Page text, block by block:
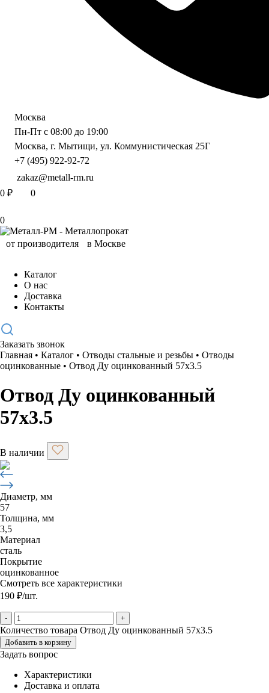
Москва
Пн-Пт с 08:00 до 19:00
Москва, г. Мытищи, ул. Коммунистическая 25Г
+7 (495) 922-92-72
zakaz@metall-rm.ru
0 ₽ 0
0
Каталог
О нас
Доставка
Контакты
Заказать звонок
Главная • Каталог • Отводы стальные и резьбы • Отводы
оцинкованные • Отвод Ду оцинкованный 57х3.5
Отвод Ду оцинкованный
57х3.5
В наличии
Диаметр, мм
57
Толщина, мм
3,5
Материал
сталь
Покрытие
оцинкованное
Смотреть все характеристики
190 ₽/шт.
- +
Количество товара Отвод Ду оцинкованный 57х3.5
Добавить в корзину
Задать вопрос
Характеристики
Доставка и оплата